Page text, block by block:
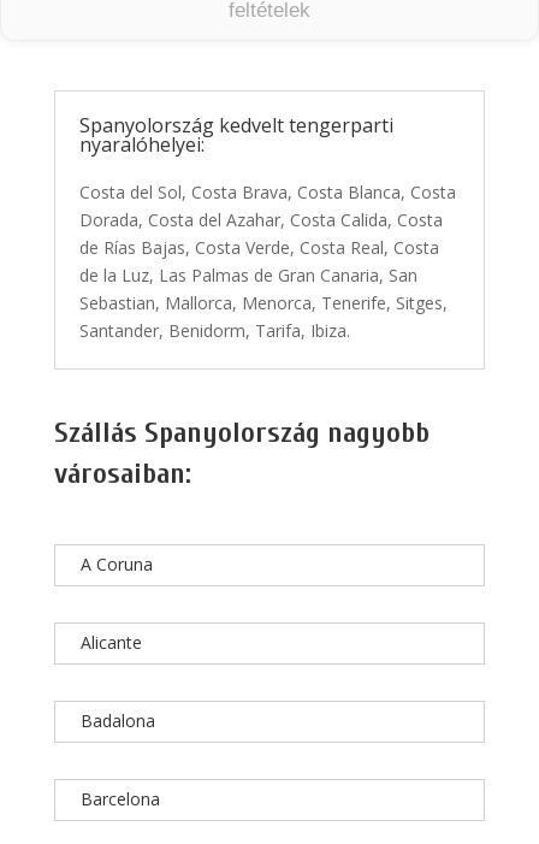
feltételek
Spanyolország kedvelt tengerparti
nyaralóhelyei:
Costa del Sol, Costa Brava, Costa Blanca, Costa
Dorada, Costa del Azahar, Costa Calida, Costa
de Rías Bajas, Costa Verde, Costa Real, Costa
de la Luz, Las Palmas de Gran Canaria, San
Sebastian, Mallorca, Menorca, Tenerife, Sitges,
Santander, Benidorm, Tarifa, Ibiza.
Szállás Spanyolország nagyobb
városaiban:
A Coruna
Alicante
Badalona
Barcelona